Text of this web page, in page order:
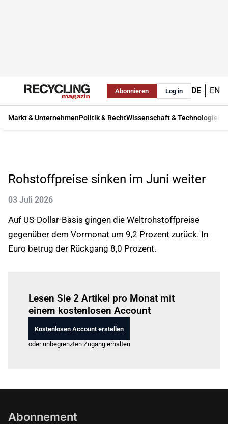
Abonnieren Log in DE EN
Markt & UnternehmenPolitik & RechtWissenschaft & Technologie
Rohstoffpreise sinken im Juni weiter
03 Juli 2026
Auf US-Dollar-Basis gingen die Weltrohstoffpreise
gegenüber dem Vormonat um 9,2 Prozent zurück. In
Euro betrug der Rückgang 8,0 Prozent.
Lesen Sie 2 Artikel pro Monat mit
einem kostenlosen Account
Kostenlosen Account erstellen
oder unbegrenzten Zugang erhalten
Abonnement